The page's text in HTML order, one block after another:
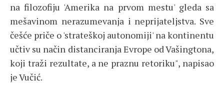
na filozofiju 'Amerika na prvom mestu' gleda sa
mešavinom nerazumevanja i neprijateljstva. Sve
češće priče o 'strateškoj autonomiji' na kontinentu
učtiv su način distanciranja Evrope od Vašingtona,
koji traži rezultate, a ne praznu retoriku", napisao
je Vučić.